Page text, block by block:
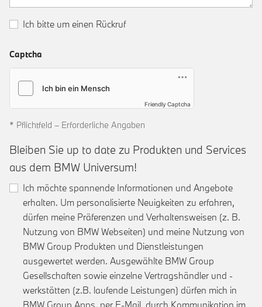
Ich bitte um einen Rückruf
Captcha
Friendly Captcha
* Pflichtfeld – Erforderliche Angaben
Bleiben Sie up to date zu Produkten und Services
aus dem BMW Universum!
Ich möchte spannende Informationen und Angebote
erhalten. Um personalisierte Neuigkeiten zu erfahren,
dürfen meine Präferenzen und Verhaltensweisen (z. B.
Nutzung von BMW Webseiten) und meine Nutzung von
BMW Group Produkten und Dienstleistungen
ausgewertet werden. Ausgewählte BMW Group
Gesellschaften sowie einzelne Vertragshändler und -
werkstätten (z.B. laufende Leistungen) dürfen mich in